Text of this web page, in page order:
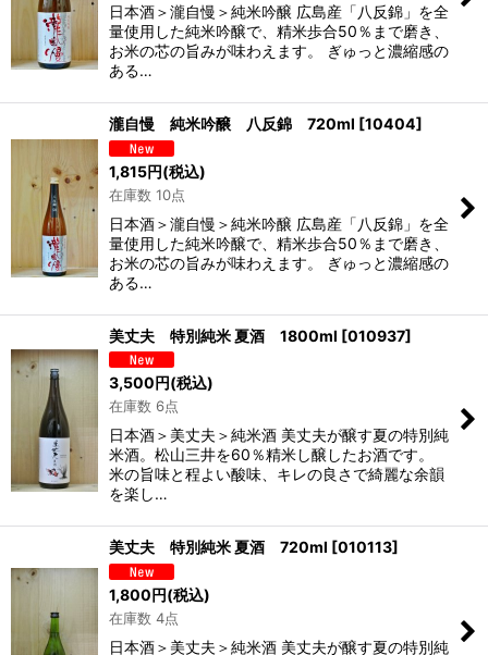
日本酒＞瀧自慢＞純米吟醸 広島産「八反錦」を全
量使用した純米吟醸で、精米歩合50％まで磨き、
お米の芯の旨みが味わえます。 ぎゅっと濃縮感の
ある…
瀧自慢 純米吟醸 八反錦 720ml [10404]
1,815円(税込)
在庫数 10点
日本酒＞瀧自慢＞純米吟醸 広島産「八反錦」を全
量使用した純米吟醸で、精米歩合50％まで磨き、
お米の芯の旨みが味わえます。 ぎゅっと濃縮感の
ある…
美丈夫 特別純米 夏酒 1800ml [010937]
3,500円(税込)
在庫数 6点
日本酒＞美丈夫＞純米酒 美丈夫が醸す夏の特別純
米酒。松山三井を60％精米し醸したお酒です。
米の旨味と程よい酸味、キレの良さで綺麗な余韻
を楽し…
美丈夫 特別純米 夏酒 720ml [010113]
1,800円(税込)
在庫数 4点
日本酒＞美丈夫＞純米酒 美丈夫が醸す夏の特別純